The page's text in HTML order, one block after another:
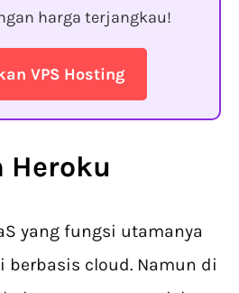
harga terjangkau!
VPS Hosting
Heroku
yang fungsi utamanya
berbasis cloud. Namun di